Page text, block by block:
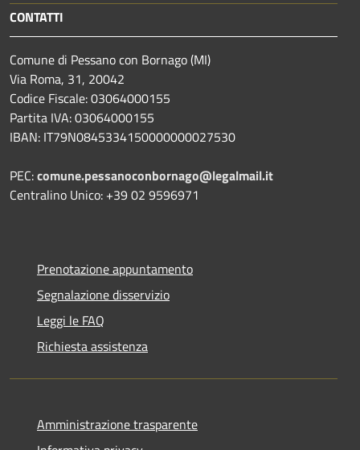
CONTATTI
Comune di Pessano con Bornago (MI)
Via Roma, 31, 20042
Codice Fiscale: 03064000155
Partita IVA: 03064000155
IBAN: IT79N0845334150000000027530
PEC:comune.pessanoconbornago@legalmail.it
Centralino Unico: +39 02 9596971
Prenotazione appuntamento
Segnalazione disservizio
Leggi le FAQ
Richiesta assistenza
Amministrazione trasparente